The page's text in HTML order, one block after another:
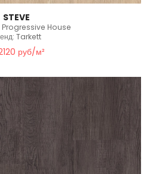
STEVE
Progressive House
Tarkett
руб/м²